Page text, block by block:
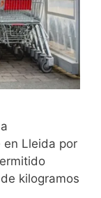
en Lleida por
kilogramos